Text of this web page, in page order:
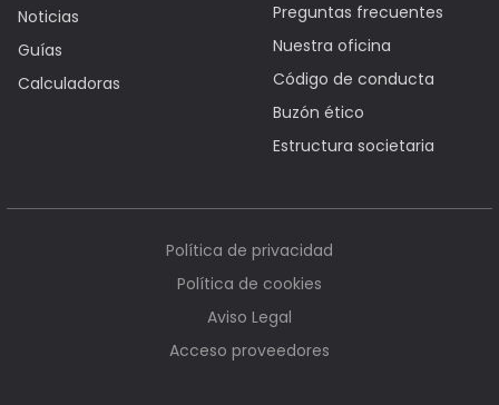
Noticias
Guías
Calculadoras
Preguntas frecuentes
Nuestra oficina
Código de conducta
Buzón ético
Estructura societaria
Política de privacidad
Política de cookies
Aviso Legal
Acceso proveedores